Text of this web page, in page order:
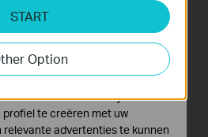
START
Option
ons de mogelijkheid uw
te volgen en zo de
aan te passen en te
op onze website worden
adverteerders waar wij mee
te creëren met uw
relevante advertenties te kunnen